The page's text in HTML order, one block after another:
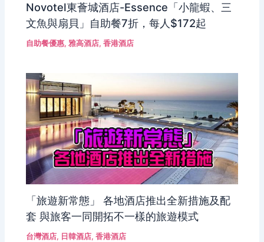
Novotel東薈城酒店-Essence「小龍蝦、三
文魚與扇貝」自助餐7折，每人$172起
自助餐優惠,雅高酒店,香港酒店
「旅遊新常態」 各地酒店推出全新措施及配
套 與旅客一同開拓不一樣的旅遊模式
台灣酒店, 日韓酒店,香港酒店